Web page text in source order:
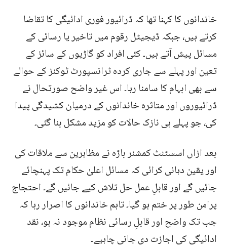
خاندانوں کا کہنا تھا کہ ڈرائیور فوری ادائیگی کا تقاضا
کرتے ہیں، جبکہ ڈیجیٹل رقوم میں تاخیر یا رسائی کے
مسائل پیش آتے ہیں۔ کئی افراد کو گاڑیوں کے سائز کے
تعین اور پہلے سے جاری کردہ ٹرانسپورٹ ٹوکنز کے حوالے
سے بھی ابہام کا سامنا رہا۔ اس غیر واضح صورتحال نے
ڈرائیوروں اور متاثرہ خاندانوں کے درمیان کشیدگی پیدا
کی، جو پہلے ہی نازک حالات کو مزید مشکل بنا گئی۔
بعد ازاں اسسٹنٹ کمشنر باڑہ نے مظاہرین سے ملاقات کی
اور یقین دہانی کرائی کہ مسائل اعلیٰ حکام تک پہنچائے
جائیں گے اور قابلِ عمل حل تلاش کیے جائیں گے۔ احتجاج
پرامن طور پر ختم ہو گیا۔ تاہم خاندانوں کا اصرار رہا کہ
جب تک واضح اور قابلِ رسائی نظام موجود نہ ہو، نقد
ادائیگی کی اجازت دی جانی چاہیے۔